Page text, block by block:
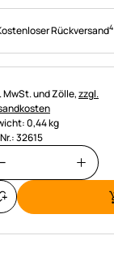
Rückversand4
MwSt. und Zölle,zzgl.
0,44 kg
32615